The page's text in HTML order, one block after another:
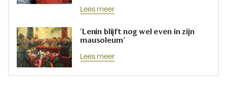
Lees meer
‘Lenin blijft nog wel even in zijn
mausoleum’
Lees meer